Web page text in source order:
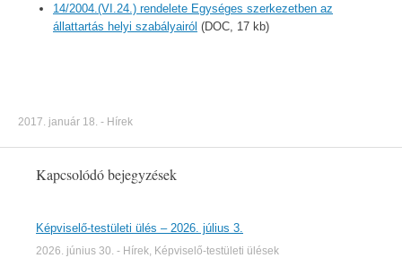
14/2004.(VI.24.) rendelete Egységes szerkezetben az
állattartás helyi szabályairól (DOC, 17 kb)
2017. január 18. - Hírek
Kapcsolódó bejegyzések
Képviselő-testületi ülés – 2026. július 3.
2026. június 30. - Hírek, Képviselő-testületi ülések